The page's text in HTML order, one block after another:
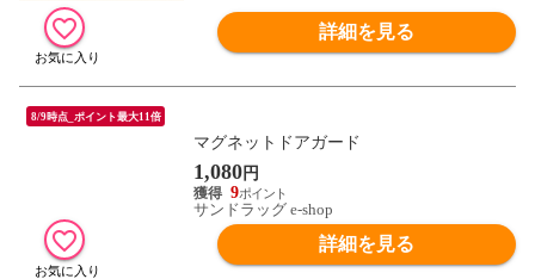
詳細を見る
8/9時点_ポイント最大11倍
マグネットドアガード
1,080円
9
サンドラッグ e-shop
詳細を見る